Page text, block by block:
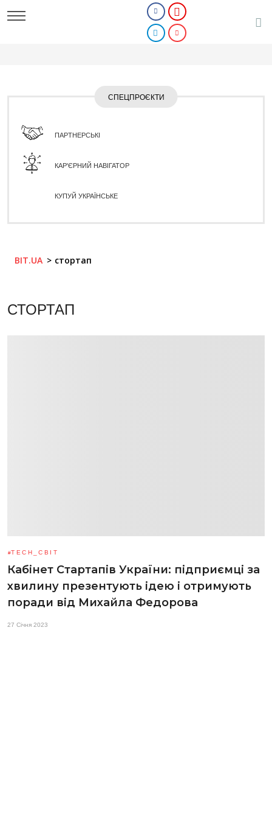
СПЕЦПРОЄКТИ
ПАРТНЕРСЬКІ
КАР'ЄРНИЙ НАВІГАТОР
КУПУЙ УКРАЇНСЬКЕ
BIT.UA стортап
СТОРТАП
TECH_СВІТ
Кабінет Стартапів України: підприємці за
хвилину презентують ідею і отримують
поради від Михайла Федорова
27 Січня 2023